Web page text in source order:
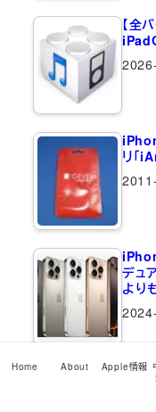
【全
リ「
デュ
より
【驚
22
Home About Apple情報